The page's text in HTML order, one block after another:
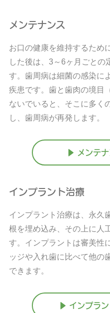
メンテナンス
お口の健康を維持するため
した後は、3～6ヶ月ごとの
す。歯周病は細菌の感染に
疾患です。歯と歯肉の境目
ないでいると、そこに多く
し、歯周病が再発します。
▶ メンテ
インプラント治療
インプラント治療は、永久
根を埋め込み、その上に人
す。インプラントは審美性
ッジや入れ歯に比べて他の
できます。
▶ インプラ